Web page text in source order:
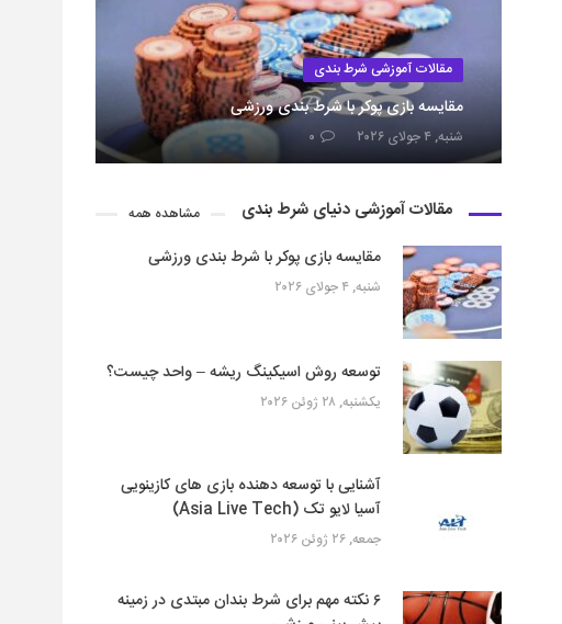
مقالات آموزشی شرط بندی
مقایسه بازی پوکر با شرط بندی ورزشی
شنبه, ۴ جولای ۲۰۲۶ ۰
مقالات آموزشی دنیای شرط بندی مشاهده همه
مقایسه بازی پوکر با شرط بندی ورزشی
شنبه, ۴ جولای ۲۰۲۶
توسعه روش اسیکینگ ریشه – واحد چیست؟
یکشنبه, ۲۸ ژوئن ۲۰۲۶
آشنایی با توسعه دهنده بازی های کازینویی
آسیا لایو تک (Asia Live Tech)
جمعه, ۲۶ ژوئن ۲۰۲۶
۶ نکته مهم برای شرط بندان مبتدی در زمینه